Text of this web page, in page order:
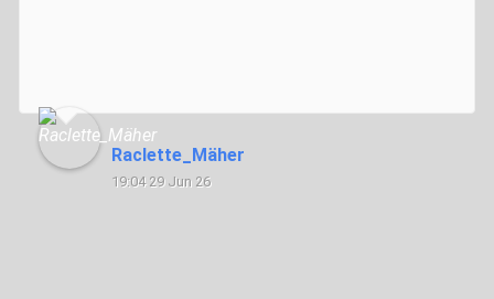
Raclette_Mäher
19:04 29 Jun 26